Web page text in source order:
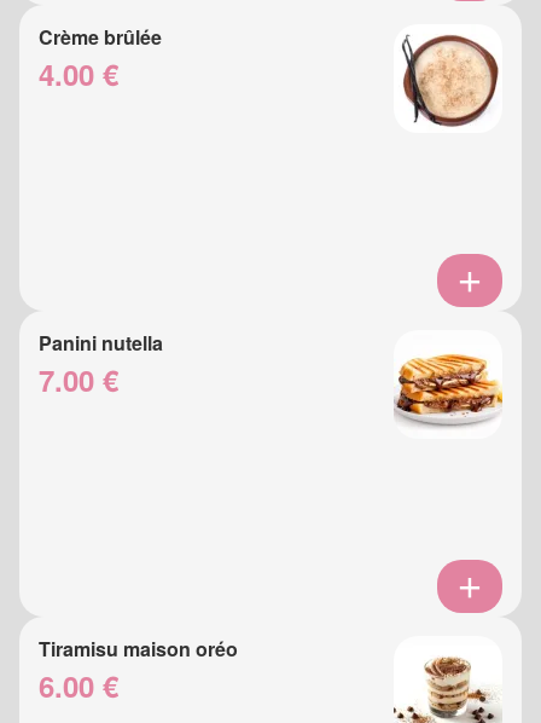
Crème brûlée
4.00 €
Panini nutella
7.00 €
Tiramisu maison oréo
6.00 €